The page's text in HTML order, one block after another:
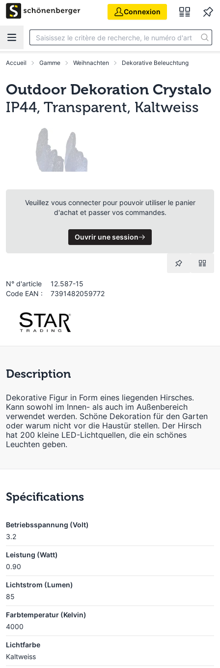
Aller au contenu principal
Connexion
Accueil Gamme Weihnachten Dekorative Beleuchtung
Outdoor Dekoration Crystalo
IP44, Transparent, Kaltweiss
Veuillez vous connecter pour pouvoir utiliser le panier
d'achat et passer vos commandes.
Ouvrir une session
N° d'article
12.587-15
Code EAN :
7391482059772
Description
Dekorative Figur in Form eines liegenden Hirsches.
Kann sowohl im Innen- als auch im Außenbereich
verwendet werden. Schöne Dekoration für den Garten
oder warum nicht vor die Haustür stellen. Der Hirsch
hat 200 kleine LED-Lichtquellen, die ein schönes
Leuchten geben.
Spécifications
Betriebsspannung (Volt)
3.2
Leistung (Watt)
0.90
Lichtstrom (Lumen)
85
Farbtemperatur (Kelvin)
4000
Lichtfarbe
Kaltweiss